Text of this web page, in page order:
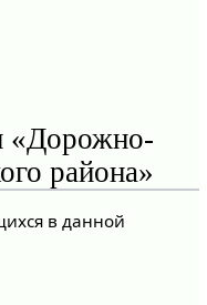
«Дорожно-
района»
в данной